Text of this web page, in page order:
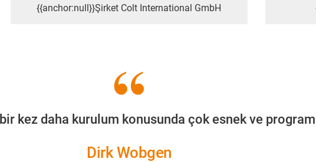
{{anchor:null}}Şirket Colt International GmbH
kez daha kurulum konusunda çok esnek ve
Dirk Wobgen